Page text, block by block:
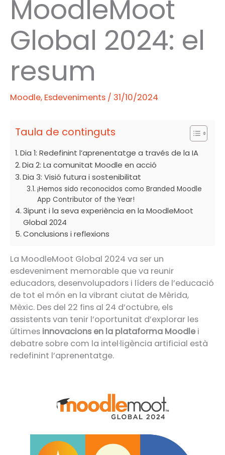
MoodleMoot
Global 2024: el
resum
Moodle, Esdeveniments / 31/10/2024
Taula de continguts
Dia 1: Redefinint l’aprenentatge a través de la IA
Dia 2: La comunitat Moodle en acció
Dia 3: Visió futura i sostenibilitat
¡Hemos sido reconocidos como Branded Moodle
App Contributor of the Year!
3ipunt i la seva experiència en la MoodleMoot
Global 2024
Conclusions i reflexions
La MoodleMoot Global 2024 va ser un
esdeveniment memorable que va reunir
educadors, desenvolupadors i líders de l’educació
de tot el món en la vibrant ciutat de Mèrida,
Mèxic. Des del 22 fins al 24 d’octubre, els
assistents van tenir l’oportunitat d’explorar les
últimes innovacions en la plataforma Moodle i
debatre sobre com la intel·ligència artificial està
redefinint l’aprenentatge.